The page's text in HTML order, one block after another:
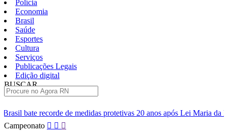
Polícia
Economia
Brasil
Saúde
Esportes
Cultura
Serviços
Publicações Legais
Edição digital
BUSCAR
protetivas 20 anos após Lei Maria da Penha
ABC
Pular
Campeonato